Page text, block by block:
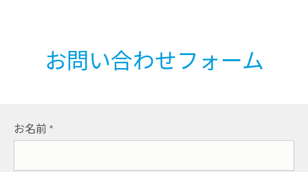
お問い合わせフォーム
お名前 *